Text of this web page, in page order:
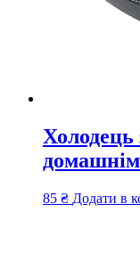
85 ₴ Додати в